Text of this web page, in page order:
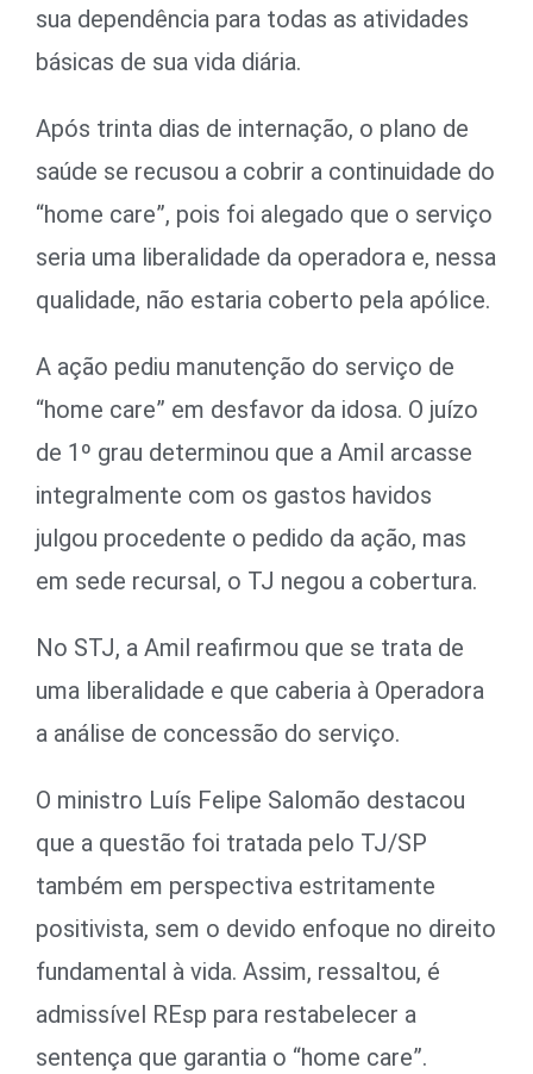
sua dependência para todas as atividades
básicas de sua vida diária.
Após trinta dias de internação, o plano de
saúde se recusou a cobrir a continuidade do
“home care”, pois foi alegado que o serviço
seria uma liberalidade da operadora e, nessa
qualidade, não estaria coberto pela apólice.
A ação pediu manutenção do serviço de
“home care” em desfavor da idosa. O juízo
de 1º grau determinou que a Amil arcasse
integralmente com os gastos havidos
julgou procedente o pedido da ação, mas
em sede recursal, o TJ negou a cobertura.
No STJ, a Amil reafirmou que se trata de
uma liberalidade e que caberia à Operadora
a análise de concessão do serviço.
O ministro Luís Felipe Salomão destacou
que a questão foi tratada pelo TJ/SP
também em perspectiva estritamente
positivista, sem o devido enfoque no direito
fundamental à vida. Assim, ressaltou, é
admissível REsp para restabelecer a
sentença que garantia o “home care”.